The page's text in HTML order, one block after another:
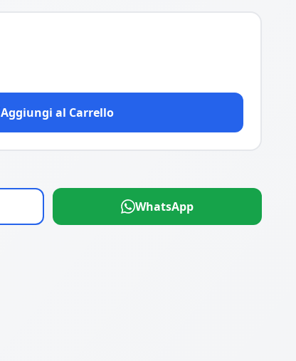
Aggiungi al Carrello
WhatsApp